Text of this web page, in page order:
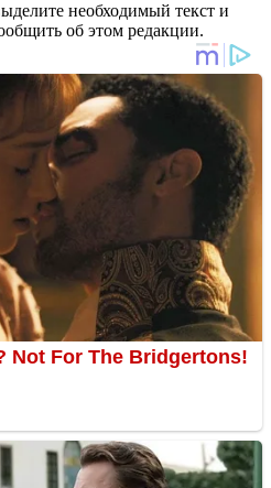
необходимый текст и
об этом редакции.